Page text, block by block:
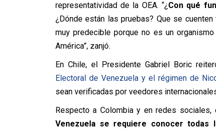
representatividad de la OEA. “¿Con qué
¿Dónde están las pruebas? Que se
muy predecible porque no es un
América”, zanjó.
En Chile, el Presidente Gabriel Boric
Electoral de Venezuela y el régimen de
sean verificadas por veedores
Respecto a Colombia y en redes
Venezuelase requiere conocer todas